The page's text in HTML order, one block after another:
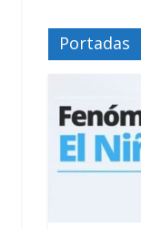
Portadas